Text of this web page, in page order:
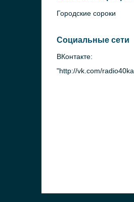
Городские сороки
Социальные сети
ВКонтакте:
"http://vk.com/